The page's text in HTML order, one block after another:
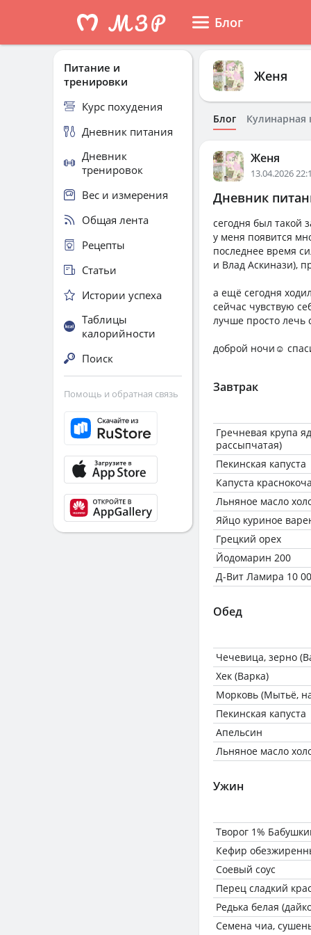
Блог
Женя
Блог Кулинарная
Женя
13.04.2026
Дневник
сегодня был такой
у меня появится
последнее время
и Влад Аскинази),
а ещё сегодня
сейчас чувствую
лучше просто лечь
доброй ночи☺️
Завтрак
Гречневая крупа
рассыпчатая)
Пекинская капуста
Капуста
Льняное масло
Яйцо куриное
Грецкий орех
Йодомарин 200
Д-Вит Ламира 10
Обед
Чечевица, зерно
Хек (Варка)
Морковь (Мытьё,
Пекинская капуста
Апельсин
Льняное масло
Ужин
Творог 1%
Кефир
Соевый соус
Перец сладкий
Редька белая
Семена чиа,
Питание и
тренировки
Курс похудения
Дневник питания
Дневник
тренировок
Вес и измерения
Общая лента
Рецепты
Статьи
Истории успеха
Таблицы
калорийности
Поиск
Помощь и обратная связь